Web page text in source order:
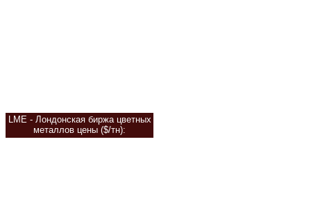
LME - Лондонская биржа цветных
металлов цены ($/тн):